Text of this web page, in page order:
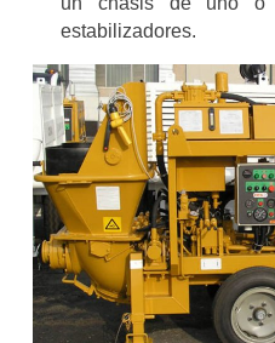
estabilizadores.